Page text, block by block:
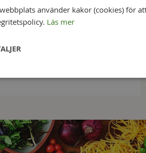
använder kakor (cookies) för
Läs mer